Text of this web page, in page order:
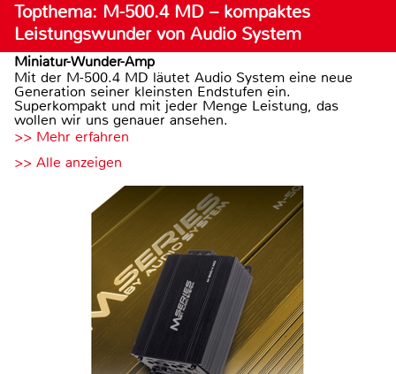
Topthema: M-500.4 MD – kompaktes
Leistungswunder von Audio System
Miniatur-Wunder-Amp
Mit der M-500.4 MD läutet Audio System eine neue
Generation seiner kleinsten Endstufen ein.
Superkompakt und mit jeder Menge Leistung, das
wollen wir uns genauer ansehen.
>> Mehr erfahren
>> Alle anzeigen